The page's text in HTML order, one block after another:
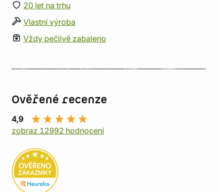
20 let na trhu
Vlastní výroba
Vždy pečlivě zabaleno
Ověřené recenze
4,9
zobraz 12992 hodnocení